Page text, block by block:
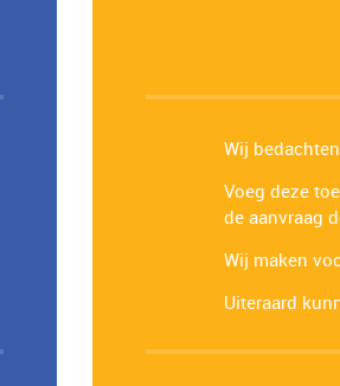
Wij
Voeg deze
de aanvraag
Wij maken
Uiteraard